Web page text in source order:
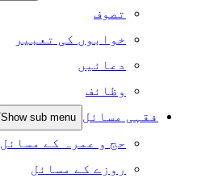
تصوف
خوابوں کی تعبیر
دعائیں
وظائف
فقہی مسائل Show sub menu
حج و عمرہ کے مسائل
روزے کے مسائل